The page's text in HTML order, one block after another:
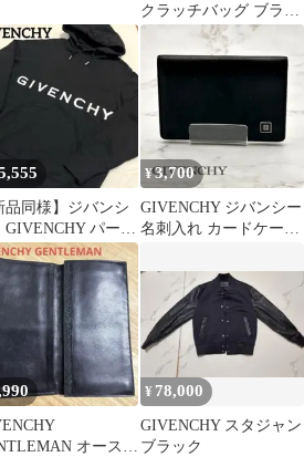
クラッチバッグ ブラッ
ク イエロー レザー
品同様】ジバンシ
パーカ
ロゴ s 刺繍
¥3,700
GIVENCHY ジバンシー
名刺入れ カードケース
オースト
¥ 78,000
GIVENCHY スタジャン
ブラック